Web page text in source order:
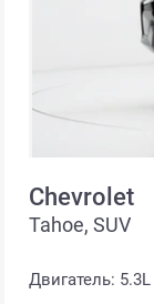
Chevrolet
Tahoe, SUV
Двигатель: 5.3L